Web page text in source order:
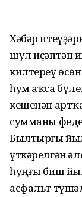
Хәбәр
шул иҫәптән
килтереү
һум аҡса
кешенән
сумманы
Былтырғы
үткәрелгән
һуңғы биш
асфальт